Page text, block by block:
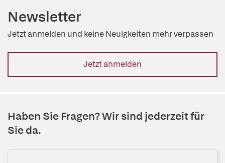
Newsletter
Jetzt anmelden und keine Neuigkeiten mehr verpassen
Jetzt anmelden
Haben Sie Fragen? Wir sind jederzeit für
Sie da.